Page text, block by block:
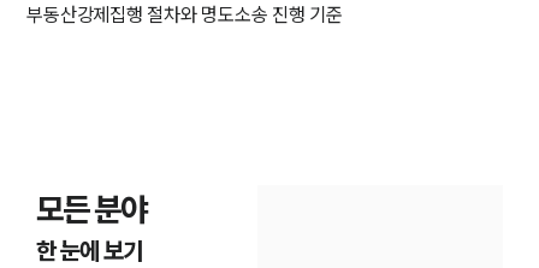
부동산강제집행 절차와 명도소송 진행 기준
모든 분야
한 눈에 보기